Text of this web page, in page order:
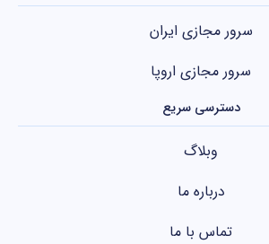
سرور مجازی ایران
سرور مجازی اروپا
دسترسی سریع
وبلاگ
درباره ما
تماس با ما